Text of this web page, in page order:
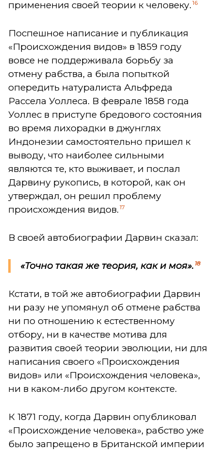
применения своей теории к человеку. 16
Поспешное написание и публикация
«Происхождения видов» в 1859 году
вовсе не поддерживала борьбу за
отмену рабства, а была попыткой
опередить натуралиста Альфреда
Рассела Уоллеса. В феврале 1858 года
Уоллес в приступе бредового состояния
во время лихорадки в джунглях
Индонезии самостоятельно пришел к
выводу, что наиболее сильными
являются те, кто выживает, и послал
Дарвину рукопись, в которой, как он
утверждал, он решил проблему
происхождения видов. 17
В своей автобиографии Дарвин сказал:
«Точно такая же теория, как и моя». 18
Кстати, в той же автобиографии Дарвин
ни разу не упомянул об отмене рабства
ни по отношению к естественному
отбору, ни в качестве мотива для
развития своей теории эволюции, ни для
написания своего «Происхождения
видов» или «Происхождения человека»,
ни в каком-либо другом контексте.
К 1871 году, когда Дарвин опубликовал
«Происхождение человека», рабство уже
было запрещено в Британской империи